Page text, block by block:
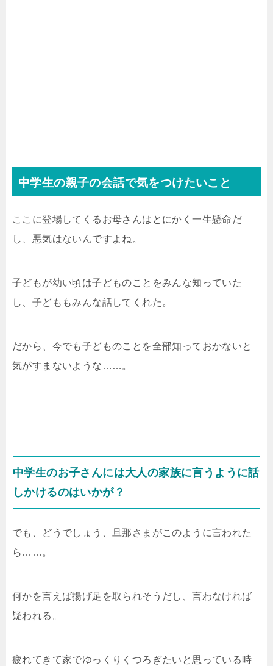
中学生の親子の会話で気をつけたいこと
ここに登場してくるお母さんはとにかく一生懸命だ
し、悪気はないんですよね。
子どもが幼い頃は子どものことをみんな知っていた
し、子どももみんな話してくれた。
だから、今でも子どものことを全部知っておかないと
気がすまないような……。
中学生のお子さんには大人の家族に言うように話
しかけるのはいかが？
でも、どうでしょう、旦那さまがこのように言われた
ら……。
何かを言えば揚げ足を取られそうだし、言わなければ
疑われる。
疲れてきて家でゆっくりくつろぎたいと思っている時